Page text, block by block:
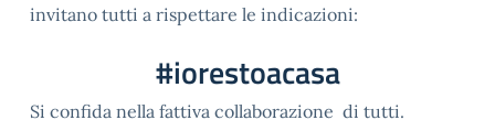
invitano tutti a rispettare le indicazioni:
#iorestoacasa
Si confida nella fattiva collaborazione di tutti.